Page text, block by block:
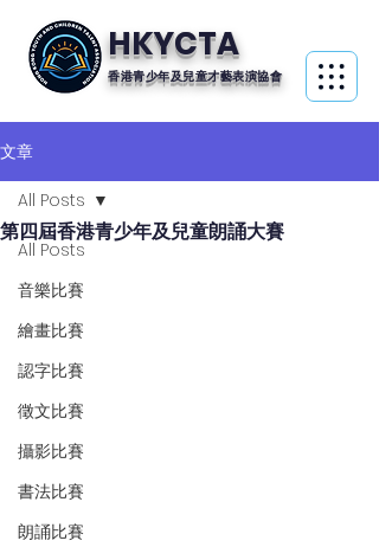
HKYCTA
香港青少年及兒童才藝表演協會
文章
All Posts
音樂比賽
繪畫比賽
認字比賽
徵文比賽
攝影比賽
書法比賽
朗誦比賽
All Posts
第四屆香港青少年及兒童朗誦大賽